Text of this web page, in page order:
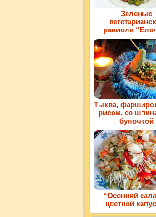
Зеленые
равиоли
Тыква,
рисом, со
булочкой
“Осенний
цветной